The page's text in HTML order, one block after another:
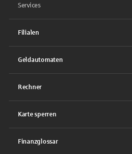
Services
Filialen
Geldautomaten
Rechner
Karte sperren
Finanzglossar